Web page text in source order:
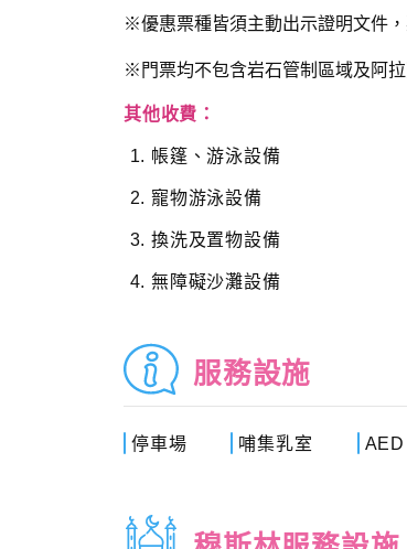
※優惠票種皆須主動出示證明文件
※門票均不包含岩石管制區域及阿
其他收費：
帳篷、游泳設備
寵物游泳設備
換洗及置物設備
無障礙沙灘設備
服務設施
停車場 哺集乳室 AED